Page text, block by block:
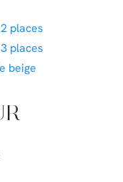
places
places
beige